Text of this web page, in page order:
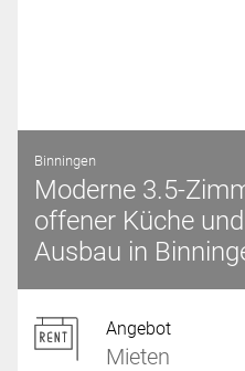
Binningen
Moderne 3.5-
offener Küche
Ausbau in
Angebot
Mieten